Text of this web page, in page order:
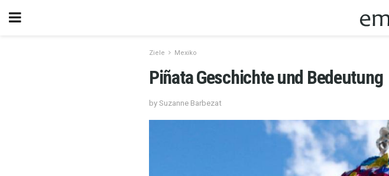
Ziele Mexiko
Piñata Geschichte und Bedeutung
by Suzanne Barbezat